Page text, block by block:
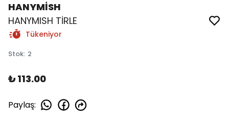
HANYMİSH
HANYMISH TİRLE
Tükeniyor
Stok: 2
₺ 113.00
Paylaş: